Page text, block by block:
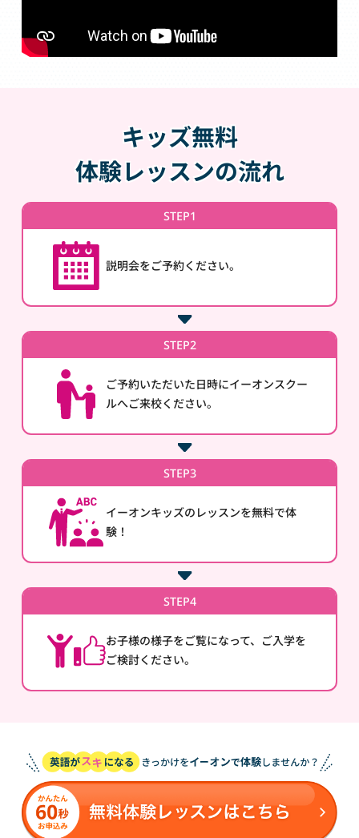
キッズ無料
体験レッスンの流れ
STEP1
説明会をご予約ください。
STEP2
ご予約いただいた日時にイーオンスクー
ルへご来校ください。
STEP3
イーオンキッズのレッスンを無料で体
験！
STEP4
お子様の様子をご覧になって、ご入学を
ご検討ください。